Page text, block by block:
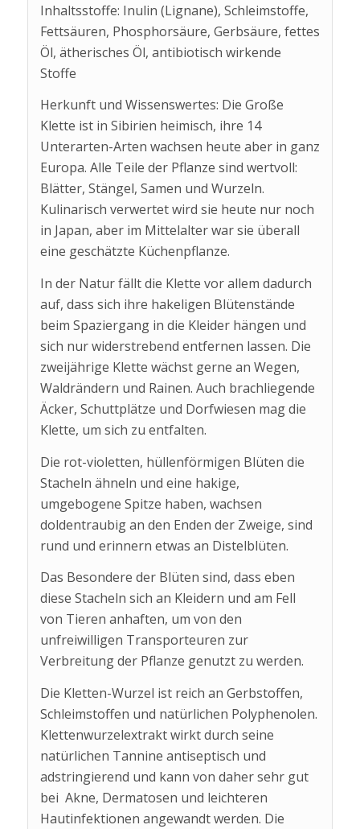
Inhaltsstoffe: Inulin (Lignane), Schleimstoffe,
Fettsäuren, Phosphorsäure, Gerbsäure, fettes
Öl, ätherisches Öl, antibiotisch wirkende
Stoffe
Herkunft und Wissenswertes: Die Große
Klette ist in Sibirien heimisch, ihre 14
Unterarten-Arten wachsen heute aber in ganz
Europa. Alle Teile der Pflanze sind wertvoll:
Blätter, Stängel, Samen und Wurzeln.
Kulinarisch verwertet wird sie heute nur noch
in Japan, aber im Mittelalter war sie überall
eine geschätzte Küchenpflanze.
In der Natur fällt die Klette vor allem dadurch
auf, dass sich ihre hakeligen Blütenstände
beim Spaziergang in die Kleider hängen und
sich nur widerstrebend entfernen lassen. Die
zweijährige Klette wächst gerne an Wegen,
Waldrändern und Rainen. Auch brachliegende
Äcker, Schuttplätze und Dorfwiesen mag die
Klette, um sich zu entfalten.
Die rot-violetten, hüllenförmigen Blüten die
Stacheln ähneln und eine hakige,
umgebogene Spitze haben, wachsen
doldentraubig an den Enden der Zweige, sind
rund und erinnern etwas an Distelblüten.
Das Besondere der Blüten sind, dass eben
diese Stacheln sich an Kleidern und am Fell
von Tieren anhaften, um von den
unfreiwilligen Transporteuren zur
Verbreitung der Pflanze genutzt zu werden.
Die Kletten-Wurzel ist reich an Gerbstoffen,
Schleimstoffen und natürlichen Polyphenolen.
Klettenwurzelextrakt wirkt durch seine
natürlichen Tannine antiseptisch und
adstringierend und kann von daher sehr gut
bei Akne, Dermatosen und leichteren
Hautinfektionen angewandt werden. Die